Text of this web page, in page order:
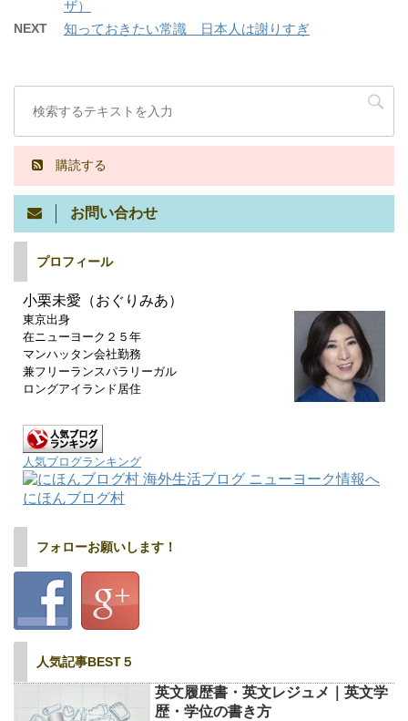
ザ）
NEXT 知っておきたい常識 日本人は謝りすぎ
購読する
お問い合わせ
プロフィール
小栗未愛（おぐりみあ）
東京出身
在ニューヨーク２５年
マンハッタン会社勤務
兼フリーランスパラリーガル
ロングアイランド居住
人気ブログランキング
にほんブログ村
フォローお願いします！
人気記事BEST５
英文履歴書・英文レジュメ｜英文学
歴・学位の書き方